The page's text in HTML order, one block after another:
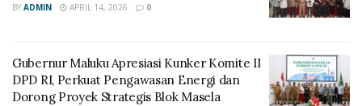
BY ADMIN APRIL 14, 2026 0
Gubernur Maluku Apresiasi Kunker Komite II
DPD RI, Perkuat Pengawasan Energi dan
Dorong Proyek Strategis Blok Masela